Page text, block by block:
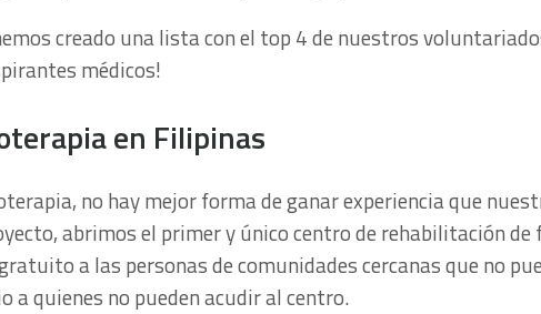
creado una lista con el top 4 de nuestros
médicos!
en Filipinas
no hay mejor forma de ganar experiencia que
abrimos el primer y único centro de rehabilitación
a las personas de comunidades cercanas que no
a quienes no pueden acudir al centro.